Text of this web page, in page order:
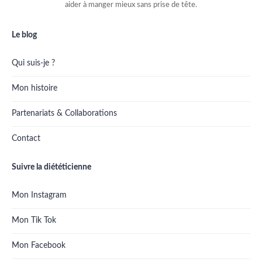
aider à manger mieux sans prise de tête.
Le blog
Qui suis-je ?
Mon histoire
Partenariats & Collaborations
Contact
Suivre la diététicienne
Mon Instagram
Mon Tik Tok
Mon Facebook